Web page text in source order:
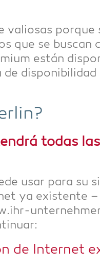
vali­o­sas
que se buscan
están
dis­po­ni­bil­idad
todas las
usar para su
ya exis­ten­te
de Inter­net